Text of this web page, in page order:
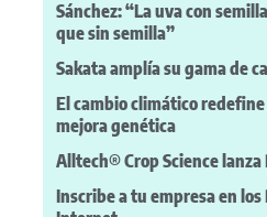
Sánchez: “La uva con
que sin semilla”
Sakata amplía su gama de
El cambio climático
mejora genética
Alltech® Crop Science
Inscribe a tu empresa en